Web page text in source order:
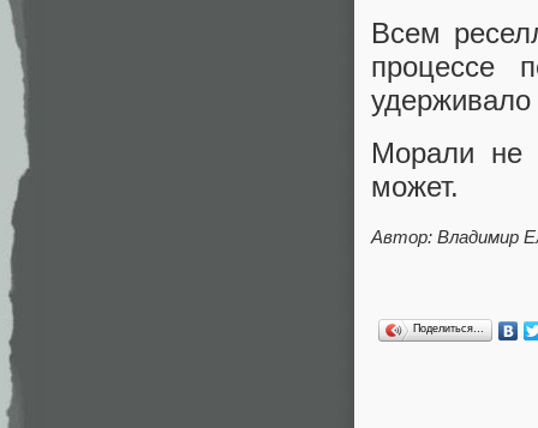
Всем
процессе
удерживало
Морали не
может.
Автор: Владимир
Поделиться…